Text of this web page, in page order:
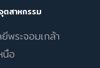
ตสาหกรรม
พระจอมเกล้า
นือ